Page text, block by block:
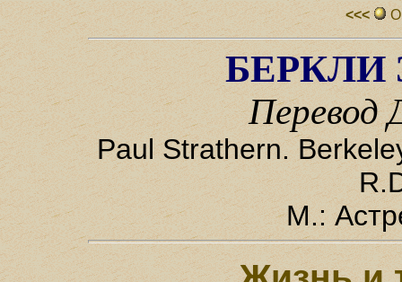
<<<
БЕРКЛИ
Перевод
Paul Strathern.
М.: